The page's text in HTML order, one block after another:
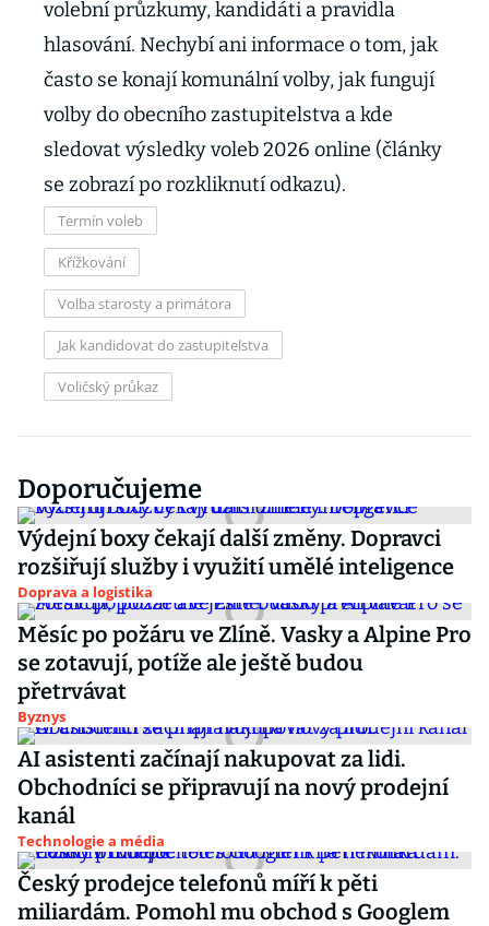
volební průzkumy, kandidáti a pravidla
hlasování. Nechybí ani informace o tom, jak
často se konají komunální volby, jak fungují
volby do obecního zastupitelstva a kde
sledovat výsledky voleb 2026 online (články
se zobrazí po rozkliknutí odkazu).
Termín voleb
Křížkování
Volba starosty a primátora
Jak kandidovat do zastupitelstva
Voličský průkaz
Doporučujeme
Výdejní boxy čekají další změny. Dopravci
rozšiřují služby i využití umělé inteligence
Doprava a logistika
Měsíc po požáru ve Zlíně. Vasky a Alpine Pro
se zotavují, potíže ale ještě budou
přetrvávat
Byznys
AI asistenti začínají nakupovat za lidi.
Obchodníci se připravují na nový prodejní
kanál
Technologie a média
Český prodejce telefonů míří k pěti
miliardám. Pomohl mu obchod s Googlem